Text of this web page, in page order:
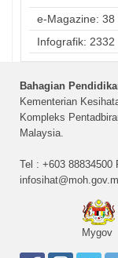
e-Magazine: 38
Infografik: 2332
Bahagian
Kementerian
Kompleks
Malaysia.
Tel : +603 88834500
Mygov